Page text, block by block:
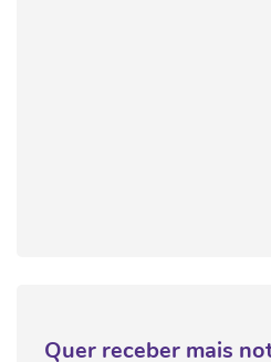
Quer receber mais